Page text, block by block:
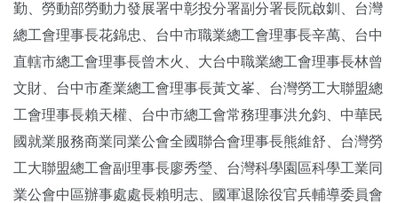
勤、勞動部勞動力發展署中彰投分署副分署長阮啟釧、台灣
總工會理事長花錦忠、台中市職業總工會理事長辛萬、台中
直轄市總工會理事長曾木火、大台中職業總工會理事長林曾
文財、台中市產業總工會理事長黃文峯、台灣勞工大聯盟總
工會理事長賴天權、台中市總工會常務理事洪允鈞、中華民
國就業服務商業同業公會全國聯合會理事長熊維舒、台灣勞
工大聯盟總工會副理事長廖秀瑩、台灣科學園區科學工業同
業公會中區辦事處處長賴明志、國軍退除役官兵輔導委員會